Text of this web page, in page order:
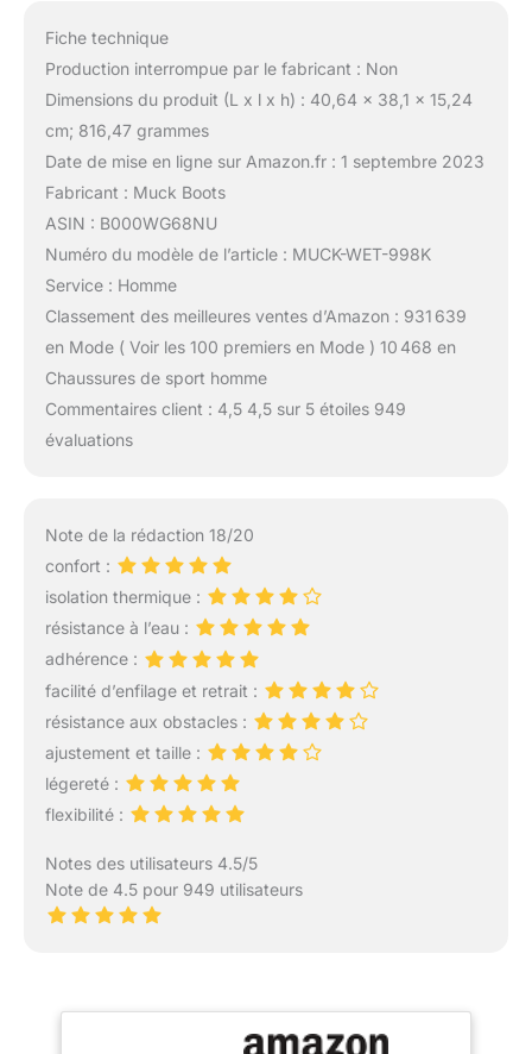
Fiche technique
Production interrompue par le fabricant : Non
Dimensions du produit (L x l x h) : 40,64 x 38,1 x 15,24
cm; 816,47 grammes
Date de mise en ligne sur Amazon.fr : 1 septembre 2023
Fabricant : Muck Boots
ASIN : B000WG68NU
Numéro du modèle de l’article : MUCK-WET-998K
Service : Homme
Classement des meilleures ventes d’Amazon : 931 639
en Mode ( Voir les 100 premiers en Mode ) 10 468 en
Chaussures de sport homme
Commentaires client : 4,5 4,5 sur 5 étoiles 949
évaluations
Note de la rédaction 18/20
confort :
isolation thermique :
résistance à l’eau :
adhérence :
facilité d’enfilage et retrait :
résistance aux obstacles :
ajustement et taille :
légereté :
flexibilité :
Notes des utilisateurs 4.5/5
Note de 4.5 pour 949 utilisateurs